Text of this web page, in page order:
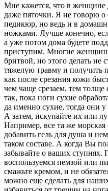
Мне кажется, что в женщине
даже пяточки. Я не говорю о
педикюр, но ведь и в
ножками. Лучше конечно,
а уже потом дома будете
приступим. Многие
бритвой, но этого делать не
тяжелую травму и получить
как после срезания кожи
чем чаще срезаем, тем толще
так, пока ноги сухие
да именно сухие, тогда они
А затем, искупайте их или
Например, все та же
добавить гель для душа и
таком составе. А когда Вы
забывайте о ваших ступнях.
воспользуемся пемзой или
смажьте кремом, и не
можно еще сделать для